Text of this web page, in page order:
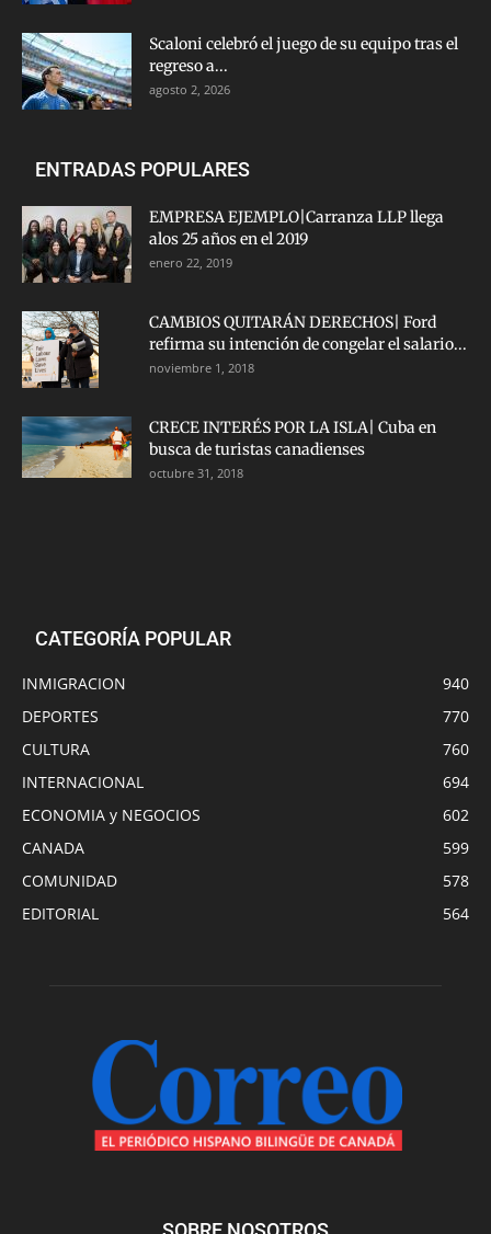
Scaloni celebró el juego de su equipo tras el
regreso a...
agosto 2, 2026
ENTRADAS POPULARES
EMPRESA EJEMPLO|Carranza LLP llega
alos 25 años en el 2019
enero 22, 2019
CAMBIOS QUITARÁN DERECHOS| Ford
refirma su intención de congelar el salario...
noviembre 1, 2018
CRECE INTERÉS POR LA ISLA| Cuba en
busca de turistas canadienses
octubre 31, 2018
CATEGORÍA POPULAR
INMIGRACION
940
DEPORTES
770
CULTURA
760
INTERNACIONAL
694
ECONOMIA y NEGOCIOS
602
CANADA
599
COMUNIDAD
578
EDITORIAL
564